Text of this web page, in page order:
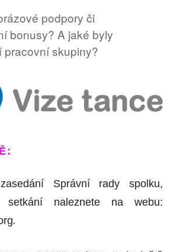
podpory či
bonusy? A jaké byly
pracovní skupiny?
Správní rady spolku,
naleznete na webu:
.